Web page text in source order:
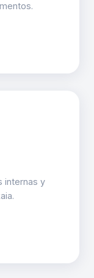
internas y